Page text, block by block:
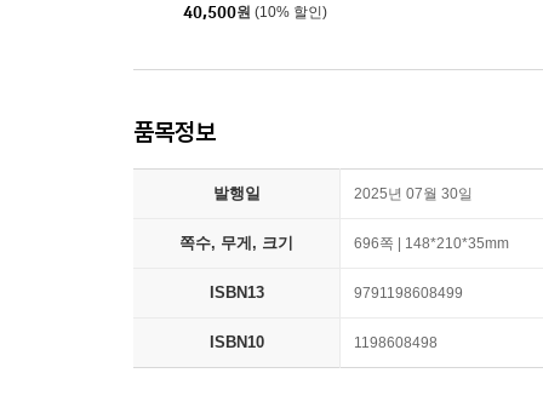
40,500원 (10% 할인)
품목정보
발행일 2025년 07월 30일
쪽수, 무게, 크기 696쪽 | 148*210*35mm
ISBN13 9791198608499
ISBN10 1198608498